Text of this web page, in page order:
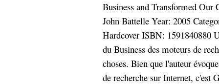
Business and Transformed
John Battelle Year: 2005
Hardcover ISBN: 1591840880
du Business des moteurs de
choses. Bien que l'auteur
de recherche sur Internet, c'est